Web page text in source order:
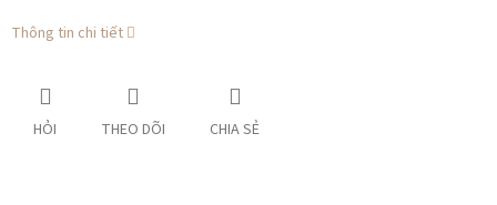
Thông tin chi tiết
HỎI THEO DÕI CHIA SẺ